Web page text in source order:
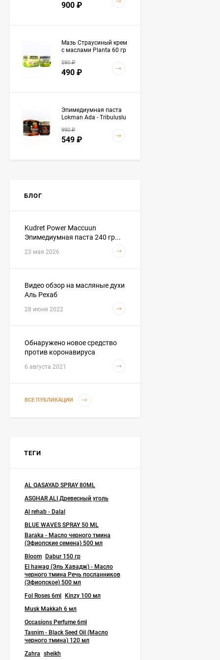
900 ₽
Мазь Страусиный крем
с маслами Planta 60 гр
590₽
490 ₽
Эпимедиумная паста
Lokman Ada - Tribuluslu
990₽
549 ₽
Hemani - Масло Усьмы
249₽
2 050
Asli - Montalin капсулы
для суставов 40 кап.
1 200₽
900₽
Мазь Страусиный крем
590₽
490
БЛОГ
Kudret Power Maccuun
Эпимедиумная паста 240 гр...
23 мая 2026
Видео обзор на масляные духи
Аль Рехаб
28 июня 2022
Обнаружено новое средство
против коронавируса
6 августа 2021
ВСЕ ПУБЛИКАЦИИ
ТЕГИ
AL QASAYAD SPRAY 80ML
ASGHAR ALI Древесный уголь
Al rehab - Dalal
BLUE WAVES SPRAY 50 ML
Baraka - Масло черного тмина
(Эфиопские семена) 500 мл
Bloom
Dabur 150 гр
El hawag (Эль Хавадж) - Масло
черного тмина Речь посланников
(Эфиопское) 500 мл
Fol Roses 6ml
Kinzy 100 мл
Musk Makkah 6 мл
Occasions Perfume 6ml
Tasnim - Black Seed Oil (Масло
черного тмина) 120 мл
Zahra sheikh